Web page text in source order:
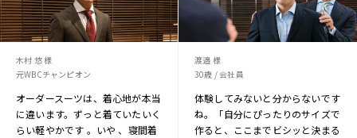
木村 悠 様
元WBCチャンピオン
オーダースーツは、着心地が本当
に違います。ずっと着ていたいく
らい軽やかです 。いや 、寝間着
渡邉 様
30歳 / 会社員
体験してみないと分からないです
ね。「自分にぴったりのサイズで
作ると、ここまでビシッと決まる